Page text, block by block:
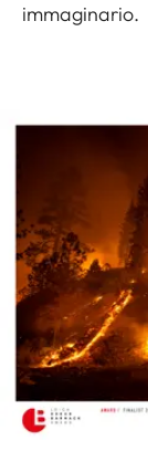
immaginario.